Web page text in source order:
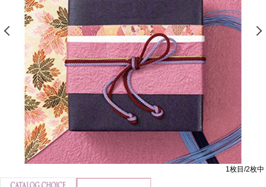
前の画像を表示する
1枚目/2枚中